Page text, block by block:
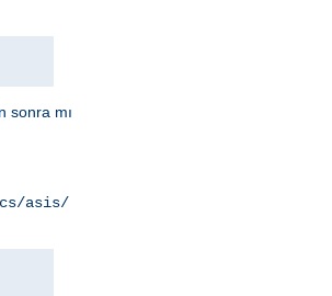
sonra mı
asis/